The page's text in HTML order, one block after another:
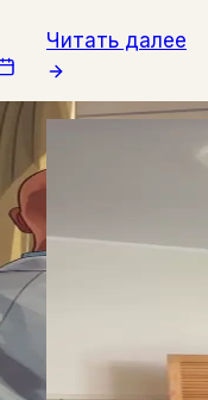
Читать далее